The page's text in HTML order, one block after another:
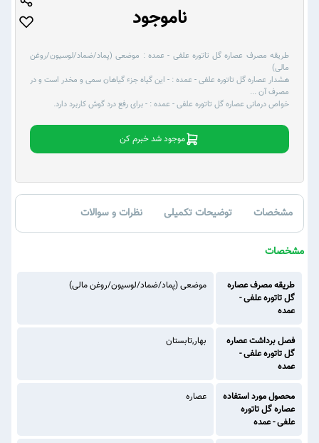
ناموجود
طریقه مصرف عصاره گل تاتوره علفی - عمده : موضعی (پماد/ضماد/لوسیون/روغن
مالی)
هشدار عصاره گل تاتوره علفی - عمده : - این گیاه جزء گیاهان سمی و مخدر است و در
مصرف آن...
خواص درمانی عصاره گل تاتوره علفی - عمده : - برای رفع درد گوش کاربرد دارد.
موجود شد خبرم کن
مشخصات توضیحات تکمیلی نظرات و سوالات
مشخصات
طریقه مصرف عصاره
گل تاتوره علفی -
عمده
موضعی (پماد/ضماد/لوسیون/روغن مالی)
فصل برداشت عصاره
گل تاتوره علفی -
عمده
بهار,تابستان
محصول مورد استفاده
عصاره گل تاتوره
علفی - عمده
عصاره